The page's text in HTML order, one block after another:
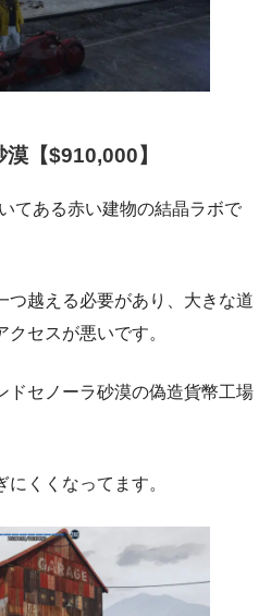
【$910,000】
てある赤い建物の結晶ラボで
つ越える必要があり、大きな道
セスが悪いです。
ドセノーラ砂漠の偽造貨幣工場
くくなってます。